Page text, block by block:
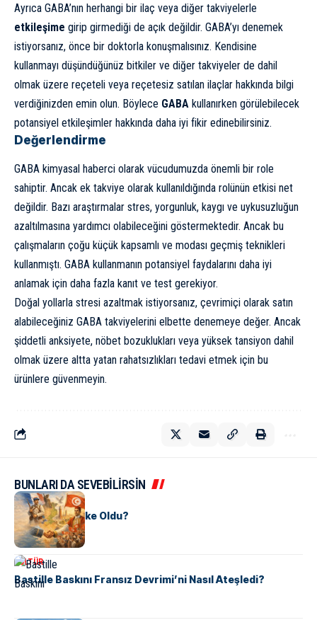
Ayrıca GABA’nın herhangi bir ilaç veya diğer takviyelerle
etkileşime girip girmediği de açık değildir. GABA’yı denemek
istiyorsanız, önce bir doktorla konuşmalısınız. Kendisine
kullanmayı düşündüğünüz bitkiler ve diğer takviyeler de dahil
olmak üzere reçeteli veya reçetesiz satılan ilaçlar hakkında bilgi
verdiğinizden emin olun. Böylece GABA kullanırken görülebilecek
potansiyel etkileşimler hakkında daha iyi fikir edinebilirsiniz.
Değerlendirme
GABA kimyasal haberci olarak vücudumuzda önemli bir role
sahiptir. Ancak ek takviye olarak kullanıldığında rolünün etkisi net
değildir. Bazı araştırmalar stres, yorgunluk, kaygı ve uykusuzluğun
azaltılmasına yardımcı olabileceğini göstermektedir. Ancak bu
çalışmaların çoğu küçük kapsamlı ve modası geçmiş teknikleri
kullanmıştı. GABA kullanmanın potansiyel faydalarını daha iyi
anlamak için daha fazla kanıt ve test gerekiyor.
Doğal yollarla stresi azaltmak istiyorsanız, çevrimiçi olarak satın
alabileceğiniz GABA takviyelerini elbette denemeye değer. Ancak
şiddetli anksiyete, nöbet bozuklukları veya yüksek tansiyon dahil
olmak üzere altta yatan rahatsızlıkları tedavi etmek için bu
ürünlere güvenmeyin.
BUNLARI DA SEVEBİLİRSİN
KÜLTÜR
Tunus Nasıl Ülke Oldu?
KÜLTÜR
Bastille Baskını Fransız Devrimi’ni Nasıl Ateşledi?